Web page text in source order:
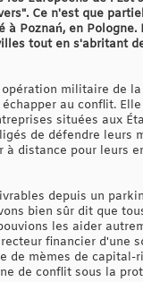
Ce n'est que
à Poznań, en
tout en s'abritant
militaire de
au conflit.
situées aux
de défendre
distance pour leurs
depuis un
bien sûr dit que
les aider
financier d'une
de mèmes de
de conflit sous la